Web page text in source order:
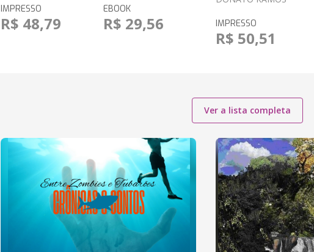
IMPRESSO
R$ 48,79
EBOOK
R$ 29,56 IMPRESSO
R$ 50,51
Ver a lista completa